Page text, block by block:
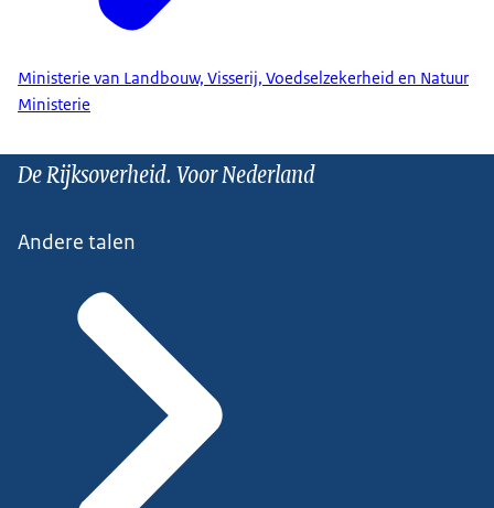
Ministerie van Landbouw, Visserij, Voedselzekerheid en Natuur
Ministerie
De Rijksoverheid. Voor Nederland
Andere talen